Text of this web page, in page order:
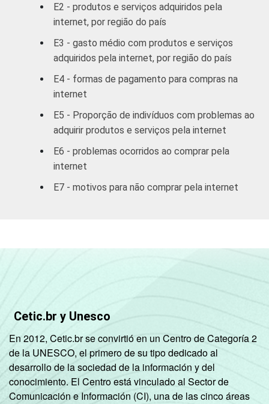
RENDA
ATÉ R$300
R$301-
R$500
1,86
R$1001-
R$1800
MAIS
13,98 22,79
1
Fundamental
Fundamental
2
incompleto
0,36
E2 - produtos e serviços adquiridos pela
internet, por região do país
E3 - gasto médio com produtos e serviços
adquiridos pela internet, por região do país
E4 - formas de pagamento para compras na
internet
E5 - Proporção de indivíduos com problemas ao
adquirir produtos e serviços pela internet
E6 - problemas ocorridos ao comprar pela
internet
E7 - motivos para não comprar pela internet
Cetic.br y Unesco
En 2012, Cetic.br se convirtió en un Centro de Categoría 2
de la UNESCO, el primero de su tipo dedicado al
desarrollo de la sociedad de la información y del
conocimiento. El Centro está vinculado al Sector de
Comunicación e Información (CI), una de las cinco áreas